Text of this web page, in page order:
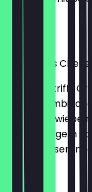
Best Angus
Best Beef trifft
Beef in
würzigen
und knackigem
und mit unserem